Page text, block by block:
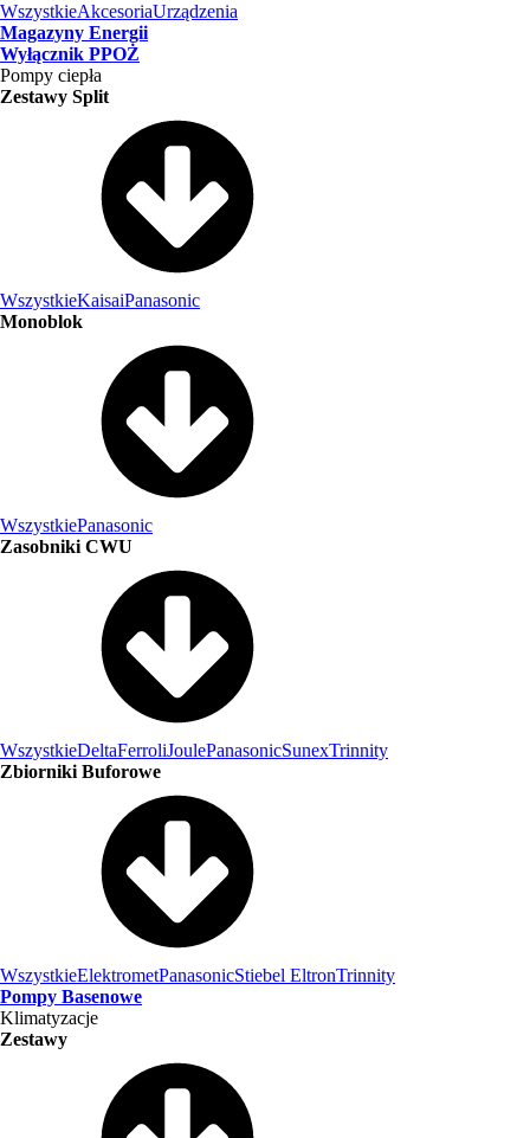
WszystkieAkcesoriaUrządzenia
Magazyny Energii
Wyłącznik PPOŻ
Pompy ciepła
Zestawy Split
WszystkieKaisaiPanasonic
Monoblok
WszystkiePanasonic
Zasobniki CWU
WszystkieDeltaFerroliJoulePanasonicSunexTrinnity
Zbiorniki Buforowe
WszystkieElektrometPanasonicStiebel EltronTrinnity
Pompy Basenowe
Klimatyzacje
Zestawy